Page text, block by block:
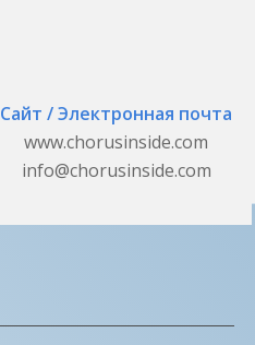
Сайт / Электронная почта
www.chorusinside.com
info@chorusinside.com